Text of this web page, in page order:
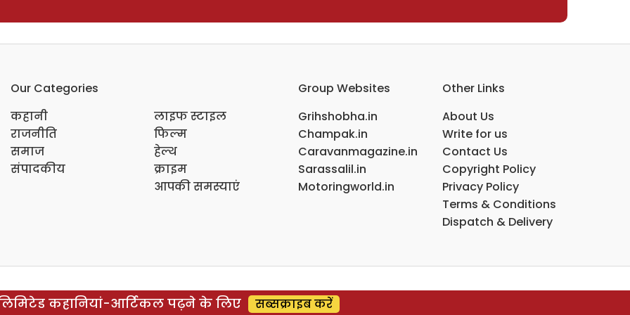
Our Categories
कहानी
राजनीति
समाज
संपादकीय
लाइफ स्टाइल
फिल्म
हेल्थ
क्राइम
आपकी समस्याएं
Group Websites
Grihshobha.in
Champak.in
Caravanmagazine.in
Sarassalil.in
Motoringworld.in
Other Links
About Us
Write for us
Contact Us
Copyright Policy
Privacy Policy
Terms & Conditions
Dispatch & Delivery
कहानियां-आर्टिकल पढ़ने के लिए सब्सक्राइब करें